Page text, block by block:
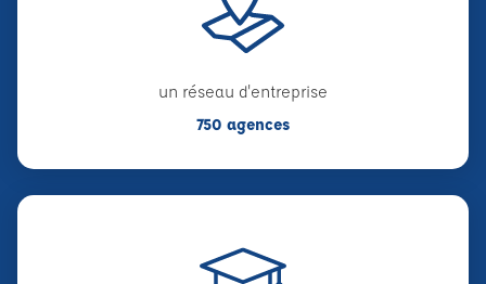
un réseau d'entreprise
750 agences